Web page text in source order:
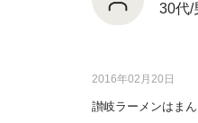
30代/
2016年02月20日
讃岐ラーメンはま